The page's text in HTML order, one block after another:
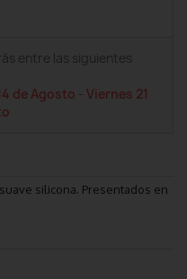
entre las siguientes
de Agosto -Viernes 21
silicona. Presentados en